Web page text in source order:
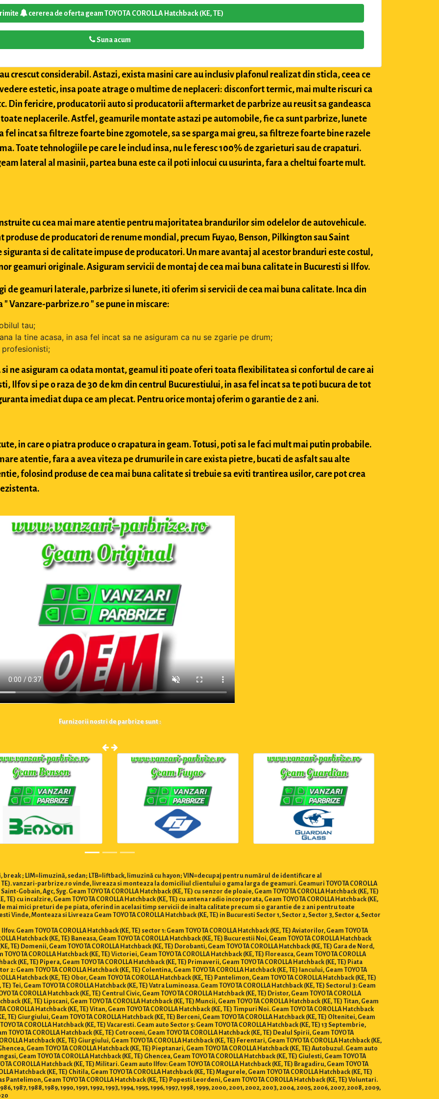
cererea de oferta geam TOYOTA COROLLA Hatchback (KE, TE)
Suna acum
crescut considerabil. Astazi, exista masini care au inclusiv plafonul realizat din sticla, ceea ce
estetic, insa poate atrage o multime de neplaceri: disconfort termic, mai multe riscuri ca
Din fericire, producatorii auto si producatorii aftermarket de parbrize au reusit sa gandeasca
neplacerile. Astfel, geamurile montate astazi pe automobile, fie ca sunt parbrize, lunete
fel incat sa filtreze foarte bine zgomotele, sa se sparga mai greu, sa filtreze foarte bine razele
Toate tehnologiile pe care le includ insa, nu le feresc 100% de zgarieturi sau de crapaturi.
lateral al masinii, partea buna este ca il poti inlocui cu usurinta, fara a cheltui foarte mult.
cu cea mai mare atentie pentru majoritatea brandurilor sim odelelor de autovehicule.
produse de producatori de renume mondial, precum Fuyao, Benson, Pilkington sau Saint
si de calitate impuse de producatori. Un mare avantaj al acestor branduri este costul,
geamuri originale. Asiguram servicii de montaj de cea mai buna calitate in Bucuresti si Ilfov.
de geamuri laterale, parbrize si lunete, iti oferim si servicii de cea mai buna calitate. Inca din
Vanzare-parbrize.ro " se pune in miscare:
tau;
la tine acasa, in asa fel incat sa ne asiguram ca nu se zgarie pe drum;
ne asiguram ca odata montat, geamul iti poate oferi toata flexibilitatea si confortul de care ai
Ilfov si pe o raza de 30 de km din centrul Bucurestiului, in asa fel incat sa te poti bucura de tot
imediat dupa ce am plecat. Pentru orice montaj oferim o garantie de 2 ani.
in care o piatra produce o crapatura in geam. Totusi, poti sa le faci mult mai putin probabile.
atentie, fara a avea viteza pe drumurile in care exista pietre, bucati de asfalt sau alte
folosind produse de cea mai buna calitate si trebuie sa eviti trantirea usilor, care pot crea
Furnizorii nostri de parbrize sunt :
break ; LIM=limuzină, sedan; LTB=liftback, limuzină cu hayon; VIN=decupaj pentru numărul de identificare al
TE). vanzari-parbrize.ro vinde, livreaza si monteaza la domiciliul clientului o gama larga de geamuri. Geamuri TOYOTA COROLLA
Gobain, Agc, Syg. Geam TOYOTA COROLLA Hatchback (KE, TE) cu senzor de ploaie, Geam TOYOTA COROLLA Hatchback (KE, TE)
TE) cu incalzire, Geam TOYOTA COROLLA Hatchback (KE, TE) cu antena radio incorporata, Geam TOYOTA COROLLA Hatchback (KE,
mai mici preturi de pe piata, oferind in acelasi timp servicii de inalta calitate precum si o garantie de 2 ani pentru toate
Monteaza si Livreaza Geam TOYOTA COROLLA Hatchback (KE, TE) in Bucuresti Sector 1, Sector 2, Sector 3, Sector 4, Sector
TOYOTA COROLLA Hatchback (KE, TE) sector 1: Geam TOYOTA COROLLA Hatchback (KE, TE) Aviatorilor, Geam TOYOTA
Hatchback (KE, TE) Baneasa, Geam TOYOTA COROLLA Hatchback (KE, TE) Bucurestii Noi, Geam TOYOTA COROLLA Hatchback
TE) Domenii, Geam TOYOTA COROLLA Hatchback (KE, TE) Dorobanti, Geam TOYOTA COROLLA Hatchback (KE, TE) Gara de Nord,
COROLLA Hatchback (KE, TE) Victoriei, Geam TOYOTA COROLLA Hatchback (KE, TE) Floreasca, Geam TOYOTA COROLLA
(KE, TE) Pipera, Geam TOYOTA COROLLA Hatchback (KE, TE) Primaverii, Geam TOYOTA COROLLA Hatchback (KE, TE) Piata
2: Geam TOYOTA COROLLA Hatchback (KE, TE) Colentina, Geam TOYOTA COROLLA Hatchback (KE, TE) Iancului, Geam TOYOTA
Hatchback (KE, TE) Obor, Geam TOYOTA COROLLA Hatchback (KE, TE) Pantelimon, Geam TOYOTA COROLLA Hatchback (KE, TE)
Tei, Geam TOYOTA COROLLA Hatchback (KE, TE) Vatra Luminoasa. Geam TOYOTA COROLLA Hatchback (KE, TE) Sectorul 3: Geam
COROLLA Hatchback (KE, TE) Centrul Civic, Geam TOYOTA COROLLA Hatchback (KE, TE) Dristor, Geam TOYOTA COROLLA
(KE, TE) Lipscani, Geam TOYOTA COROLLA Hatchback (KE, TE) Muncii, Geam TOYOTA COROLLA Hatchback (KE, TE) Titan, Geam
COROLLA Hatchback (KE, TE) Vitan, Geam TOYOTA COROLLA Hatchback (KE, TE) Timpuri Noi. Geam TOYOTA COROLLA Hatchback
TE) Giurgiului, Geam TOYOTA COROLLA Hatchback (KE, TE) Berceni, Geam TOYOTA COROLLA Hatchback (KE, TE) Oltenitei, Geam
COROLLA Hatchback (KE, TE) Vacaresti. Geam auto Sector 5: Geam TOYOTA COROLLA Hatchback (KE, TE) 13 Septembrie,
TOYOTA COROLLA Hatchback (KE, TE) Cotroceni, Geam TOYOTA COROLLA Hatchback (KE, TE) Dealul Spirii, Geam TOYOTA
Hatchback (KE, TE) Giurgiului, Geam TOYOTA COROLLA Hatchback (KE, TE) Ferentari, Geam TOYOTA COROLLA Hatchback (KE,
Geam TOYOTA COROLLA Hatchback (KE, TE) Pieptanari, Geam TOYOTA COROLLA Hatchback (KE, TE) Autobuzul. Geam auto
Geam TOYOTA COROLLA Hatchback (KE, TE) Ghencea, Geam TOYOTA COROLLA Hatchback (KE, TE) Giulesti, Geam TOYOTA
COROLLA Hatchback (KE, TE) Militari. Geam auto Ilfov: Geam TOYOTA COROLLA Hatchback (KE, TE) Bragadiru, Geam TOYOTA
Hatchback (KE, TE) Chitila, Geam TOYOTA COROLLA Hatchback (KE, TE) Magurele, Geam TOYOTA COROLLA Hatchback (KE, TE)
Pantelimon, Geam TOYOTA COROLLA Hatchback (KE, TE) Popesti Leordeni, Geam TOYOTA COROLLA Hatchback (KE, TE) Voluntari.
1988, 1989, 1990, 1991, 1992, 1993, 1994, 1995, 1996, 1997, 1998, 1999, 2000, 2001, 2002, 2003, 2004, 2005, 2006, 2007, 2008, 2009,